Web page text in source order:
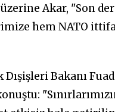
Akar, "Son
hem NATO
Bakanı